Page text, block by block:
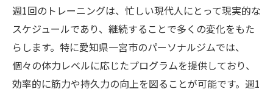
週1回のトレーニングは、忙しい現代人にとって現実的な
スケジュールであり、継続することで多くの変化をもた
らします。特に愛知県一宮市のパーソナルジムでは、
個々の体力レベルに応じたプログラムを提供しており、
効率的に筋力や持久力の向上を図ることが可能です。週1